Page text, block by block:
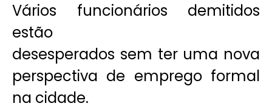
Vários funcionários demitidos
estão
desesperados sem ter uma nova
perspectiva de emprego formal
na cidade.